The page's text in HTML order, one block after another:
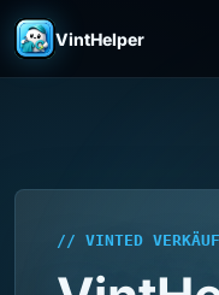
VintHelper
// VINTED